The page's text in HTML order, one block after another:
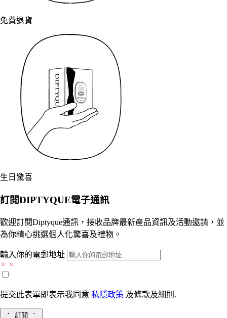
免費退貨
生日驚喜
訂閱DIPTYQUE電子通訊
歡迎訂閱Diptyque通訊，接收品牌最新產品資訊及活動邀請，並
為你精心挑選個人化驚喜及禮物。
輸入你的電郵地址
提交此表單即表示我同意 私隱政策 及條款及細則.
訂閱